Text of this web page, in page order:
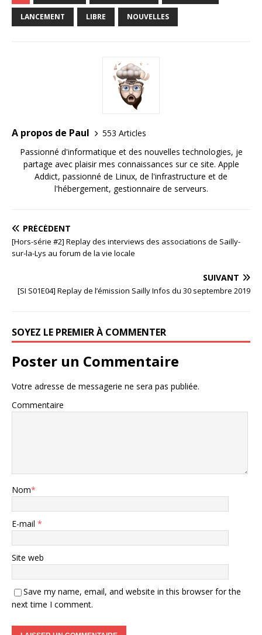
LANCEMENT LIBRE NOUVELLES
A propos de Paul
553 Articles
Passionné d'informatique et des nouvelles technologies, je
partage avec plaisir mes connaissances sur ce site. Apple
Addict, passionné de Linux, de l'infrastructure et de
l'hébergement, gestionnaire de serveurs.
PRÉCÉDENT
[Hors-série #2] Replay des interviews des associations de Sailly-
sur-la-Lys au forum de la vie locale
SUIVANT
[SI S01E04] Replay de l’émission Sailly Infos du 30 septembre 2019
SOYEZ LE PREMIER À COMMENTER
Poster un Commentaire
Votre adresse de messagerie ne sera pas publiée.
Commentaire
Nom*
E-mail *
Site web
Save my name, email, and website in this browser for the
next time I comment.